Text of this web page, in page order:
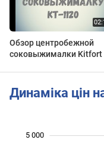
Обзор центробежной
соковыжималки Kitfort
Динаміка цін
5 000